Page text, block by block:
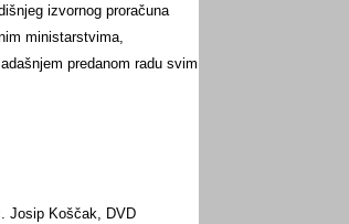
izvornog proračuna
ministarstvima,
predanom radu svim
Josip Koščak, DVD